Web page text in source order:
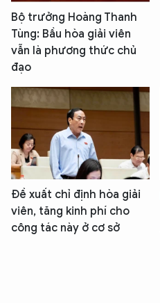
Bộ trưởng Hoàng Thanh
Tùng: Bầu hòa giải viên
vẫn là phương thức chủ
đạo
Đề xuất chỉ định hòa giải
viên, tăng kinh phí cho
công tác này ở cơ sở